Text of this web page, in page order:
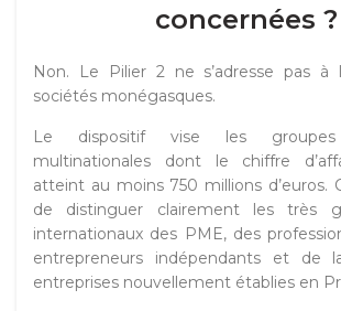
concernées ?
Non. Le Pilier 2 ne s’adresse pas à
sociétés monégasques.
Le dispositif vise les groupes
multinationales dont le chiffre
atteint au moins 750 millions d’euros.
de distinguer clairement les très
internationaux des PME, des
entrepreneurs indépendants et de
entreprises nouvellement établies en